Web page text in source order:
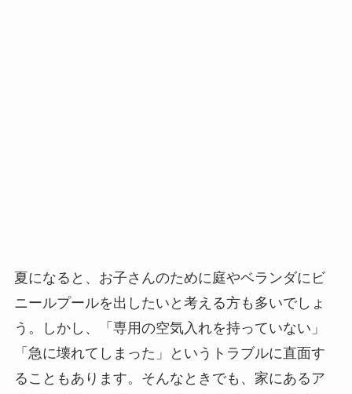
夏になると、お子さんのために庭やベランダにビ
ニールプールを出したいと考える方も多いでしょ
う。しかし、「専用の空気入れを持っていない」
「急に壊れてしまった」というトラブルに直面す
ることもあります。そんなときでも、家にあるア